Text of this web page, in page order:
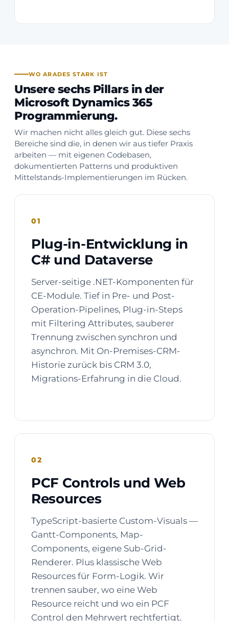
WO ARADES STARK IST
Unsere sechs Pillars in der
Microsoft Dynamics 365
Programmierung.
Wir machen nicht alles gleich gut. Diese sechs
Bereiche sind die, in denen wir aus tiefer Praxis
arbeiten — mit eigenen Codebasen,
dokumentierten Patterns und produktiven
Mittelstands-Implementierungen im Rücken.
01
Plug-in-Entwicklung in
C# und Dataverse
Server-seitige .NET-Komponenten für
CE-Module. Tief in Pre- und Post-
Operation-Pipelines, Plug-in-Steps
mit Filtering Attributes, sauberer
Trennung zwischen synchron und
asynchron. Mit On-Premises-CRM-
Historie zurück bis CRM 3.0,
Migrations-Erfahrung in die Cloud.
02
PCF Controls und Web
Resources
TypeScript-basierte Custom-Visuals —
Gantt-Components, Map-
Components, eigene Sub-Grid-
Renderer. Plus klassische Web
Resources für Form-Logik. Wir
trennen sauber, wo eine Web
Resource reicht und wo ein PCF
Control den Mehrwert rechtfertigt.